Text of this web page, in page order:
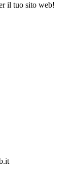
il tuo sito web!